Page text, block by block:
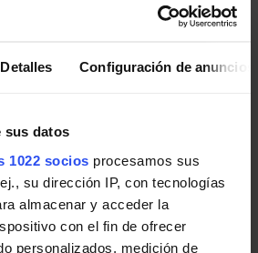
Detalles Configuración de anuncios
sus datos
1022 socios procesamos sus
su dirección IP, con tecnologías
almacenar y acceder la
con el fin de ofrecer
personalizados, medición de
ampliarla a pantalla completa.
de EMT Madrid
e incidencias en las líneas de EMT